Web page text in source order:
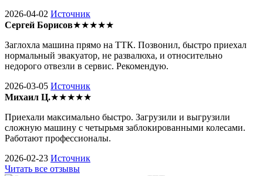
2026-04-02 Источник
Сергей Борисов★★★★★
Заглохла машина прямо на ТТК. Позвонил, быстро приехал
нормальный эвакуатор, не развалюха, и относительно
недорого отвезли в сервис. Рекомендую.
2026-03-05 Источник
Михаил Ц.★★★★★
Приехали максимально быстро. Загрузили и выгрузили
сложную машину с четырьмя заблокированными колесами.
Работают профессионалы.
2026-02-23 Источник
Читать все отзывы